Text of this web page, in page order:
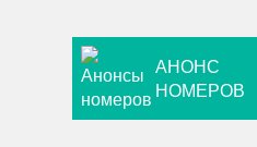
АНОНС
НОМЕРОВ